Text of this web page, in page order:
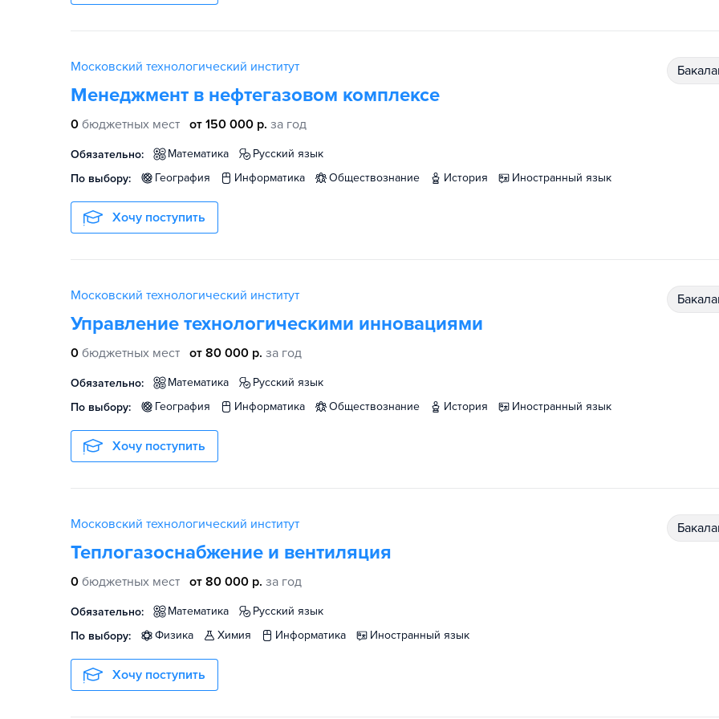
Московский технологический институт
Менеджмент в нефтегазовом комплексе
0 бюджетных мест от 150 000 р. за год
Обязательно: математика
русский язык
По выбору:
география информатика обществознание история иностранный язык
Хочу поступить
Московский технологический институт
Управление технологическими инновациями
0 бюджетных мест от 80 000 р. за год
Обязательно: математика
русский язык
По выбору:
география информатика обществознание история иностранный язык
Хочу поступить
Московский технологический институт
Теплогазоснабжение и вентиляция
0 бюджетных мест от 80 000 р. за год
Обязательно: математика
русский язык
По выбору:
физика химия информатика иностранный язык
Хочу поступить